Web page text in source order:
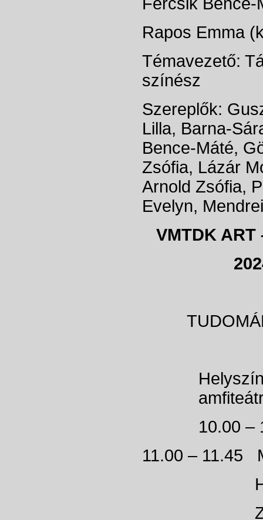
Rapos Emma
Témavezető:
színész
Szereplők:
Lilla, Barna-
Bence-Máté,
Zsófia, Lázár
Arnold Zsófia,
Evelyn,
VMTDK ART
10.00 –
11.00 – 11.45
Zenei